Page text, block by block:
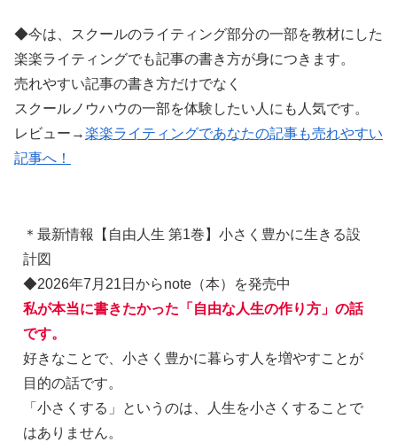
◆今は、スクールのライティング部分の一部を教材にした
楽楽ライティングでも記事の書き方が身につきます。
売れやすい記事の書き方だけでなく
スクールノウハウの一部を体験したい人にも人気です。
レビュー→楽楽ライティングであなたの記事も売れやすい
記事へ！
＊最新情報【自由人生 第1巻】小さく豊かに生きる設
計図
◆2026年7月21日からnote（本）を発売中
私が本当に書きたかった「自由な人生の作り方」の話
です。
好きなことで、小さく豊かに暮らす人を増やすことが
目的の話です。
「小さくする」というのは、人生を小さくすることで
はありません。